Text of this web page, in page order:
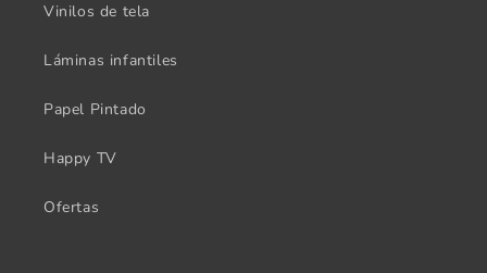
Vinilos de tela
Láminas infantiles
Papel Pintado
Happy TV
Ofertas